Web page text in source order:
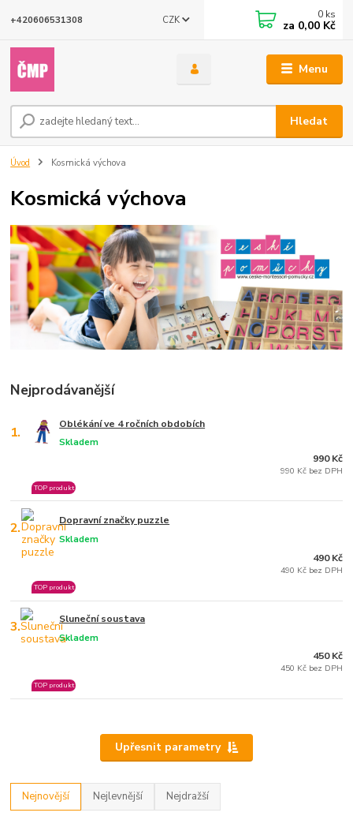
Menu
CZK
Hledat
+420606531308 0 ks
za 0,00 Kč
Úvod Kosmická výchova
Kosmická výchova
Nejprodávanější
1. Oblékání ve 4 ročních obdobích
Skladem
TOP produkt
990 Kč
990 Kč bez DPH
2. Dopravní značky puzzle
Skladem
TOP produkt
490 Kč
490 Kč bez DPH
3. Sluneční soustava
Skladem
TOP produkt
450 Kč
450 Kč bez DPH
Upřesnit parametry
Nejnovější Nejlevnější Nejdražší